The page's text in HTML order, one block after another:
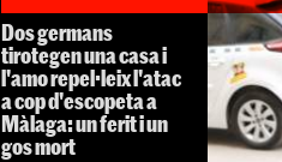
Dos germans
tirotegen una casa i
l'amo repel·leix l'atac
a cop d'escopeta a
Màlaga: un ferit i un
gos mort